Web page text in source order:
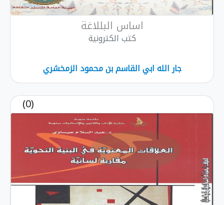
اساس البللاغة
كتب الكترونية
جار الله ابي القاسم بن محمود الزمخشري